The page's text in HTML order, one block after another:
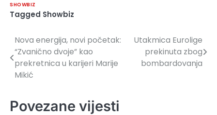
SHOWBIZ
Tagged Showbiz
Navigacija
članaka
Nova energija, novi početak:
“Zvanično dvoje” kao
prekretnica u karijeri Marije
Mikić
Utakmica Eurolige
prekinuta zbog
bombardovanja
Povezane vijesti